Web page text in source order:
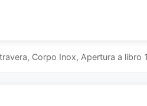
Corpo Inox, Apertura a